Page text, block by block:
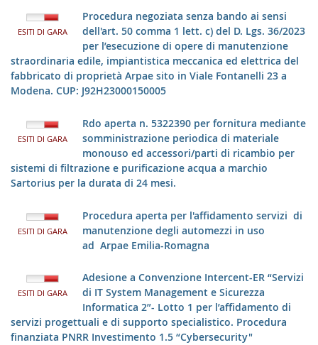
ESITI DI GARA
Procedura negoziata senza bando ai sensi
dell'art. 50 comma 1 lett. c) del D. Lgs. 36/2023
per l’esecuzione di opere di manutenzione
straordinaria edile, impiantistica meccanica ed elettrica del
fabbricato di proprietà Arpae sito in Viale Fontanelli 23 a
Modena. CUP: J92H23000150005
ESITI DI GARA
Rdo aperta n. 5322390 per fornitura mediante
somministrazione periodica di materiale
monouso ed accessori/parti di ricambio per
sistemi di filtrazione e purificazione acqua a marchio
Sartorius per la durata di 24 mesi.
ESITI DI GARA
Procedura aperta per l'affidamento servizi di
manutenzione degli automezzi in uso
ad Arpae Emilia-Romagna
ESITI DI GARA
Adesione a Convenzione Intercent-ER “Servizi
di IT System Management e Sicurezza
Informatica 2”- Lotto 1 per l’affidamento di
servizi progettuali e di supporto specialistico. Procedura
finanziata PNRR Investimento 1.5 “Cybersecurity"